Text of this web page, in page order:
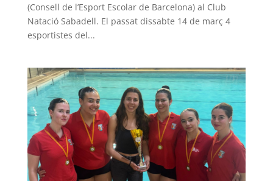
(Consell de l’Esport Escolar de Barcelona) al Club
Natació Sabadell. El passat dissabte 14 de març 4
esportistes del...